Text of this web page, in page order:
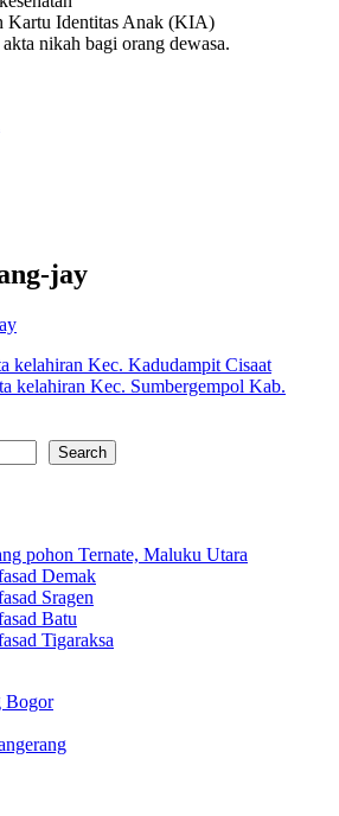
Kartu Identitas Anak (KIA)
nikah bagi orang dewasa.
jay
kelahiran Kec. Kadudampit Cisaat
kelahiran Kec. Sumbergempol Kab.
Search
pohon Ternate, Maluku Utara
Demak
Sragen
Batu
Tigaraksa
Bogor